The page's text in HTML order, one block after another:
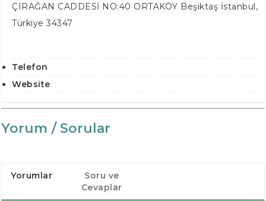
ÇIRAĞAN CADDESİ NO:40 ORTAKÖY Beşiktaş İstanbul,
Türkiye 34347
Telefon
Website
Yorum / Sorular
Yorumlar
Soru ve
Cevaplar